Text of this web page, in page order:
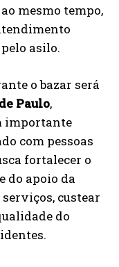
mesmo tempo,
asilo.
o bazar será
Paulo,
importante
com pessoas
fortalecer o
do apoio da
custear
do